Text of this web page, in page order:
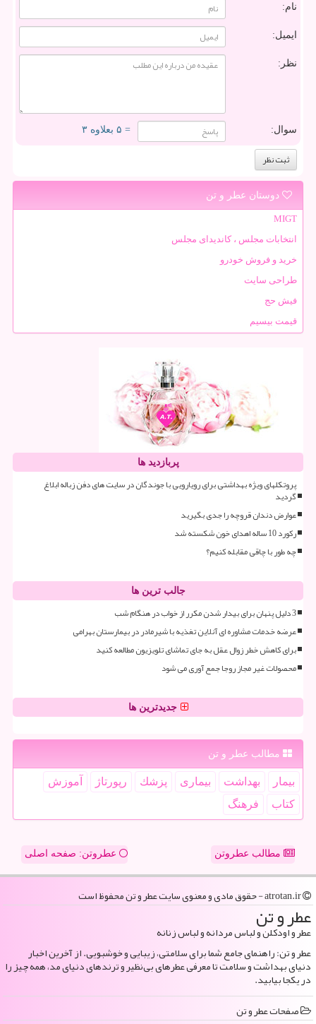
نام:
ایمیل:
نظر:
سوال: = ۵ بعلاوه ۳
دوستان عطر و تن
MIGT
انتخابات مجلس ، کاندیدای مجلس
خرید و فروش خودرو
طراحی سایت
فیش حج
قیمت بیسیم
پربازدید ها
پروتکلهای ویژه بهداشتی برای رویارویی با جوندگان در سایت های دفن زباله ابلاغ
گردید
عوارض دندان قروچه را جدی بگیرید
رکورد 10 ساله اهدای خون شکسته شد
چه طور با چاقی مقابله کنیم؟
جالب ترین ها
3 دلیل پنهان برای بیدار شدن مکرر از خواب در هنگام شب
عرضه خدمات مشاوره ای آنلاین تغذیه با شیرمادر در بیمارستان بهرامی
برای کاهش خطر زوال عقل به جای تماشای تلویزیون مطالعه کنید
محصولات غیر مجاز روجا جمع آوری می شود
جدیدترین ها
مطالب عطر و تن
بیمار بهداشت بیماری پزشك رپورتاژ
آموزش
كتاب
فرهنگ
مطالب عطروتن عطروتن: صفحه اصلی
عطر و تن
عطر و اودکلن و لباس مردانه و لباس زنانه
عطر و تن: راهنمای جامع شما برای سلامتی، زیبایی و خوشبویی. از آخرین اخبار
دنیای بهداشت و سلامت تا معرفی عطرهای بی‌نظیر و ترندهای دنیای مد، همه چیز را
در یکجا بیابید.
صفحات عطر و تن